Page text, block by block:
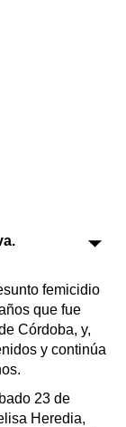
femicidio
que fue
Córdoba, y,
y continúa
23 de
Heredia,